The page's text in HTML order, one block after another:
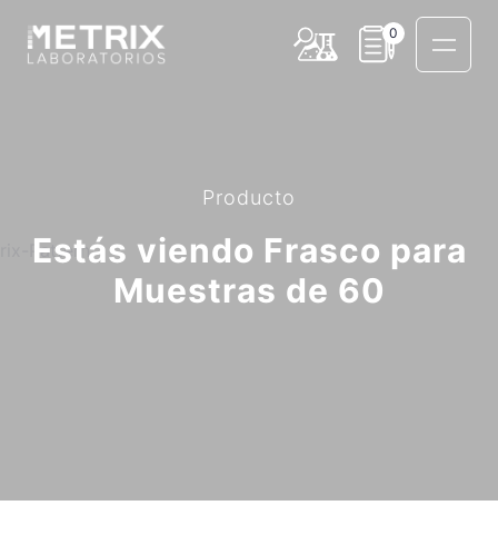
0
Producto
Estás viendo Frasco para
Muestras de 60